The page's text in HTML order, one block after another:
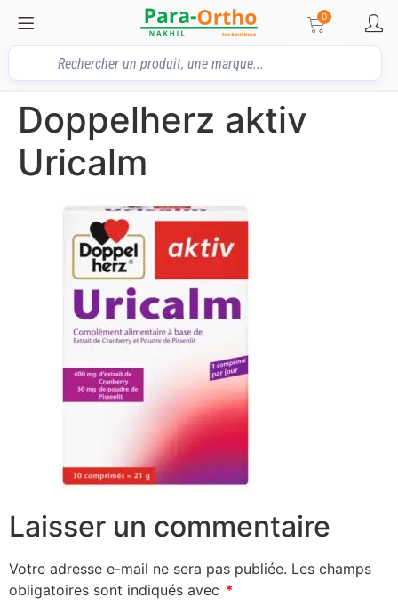
0
Doppelherz aktiv
Uricalm
Laisser un commentaire
Votre adresse e-mail ne sera pas publiée. Les champs
obligatoires sont indiqués avec *